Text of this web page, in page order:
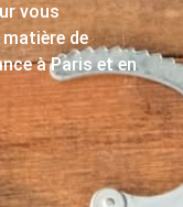
vous
de
à Paris et en